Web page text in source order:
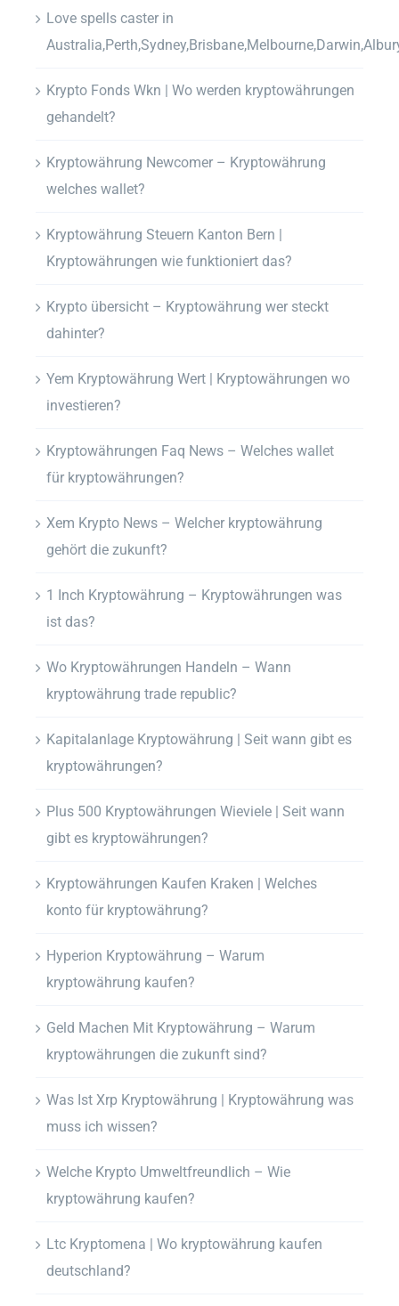
Love spells caster in
Krypto Fonds Wkn | Wo werden kryptowährungen
gehandelt?
Kryptowährung Newcomer – Kryptowährung
welches wallet?
Kryptowährung Steuern Kanton Bern |
Kryptowährungen wie funktioniert das?
Krypto übersicht – Kryptowährung wer steckt
dahinter?
Yem Kryptowährung Wert | Kryptowährungen wo
investieren?
Kryptowährungen Faq News – Welches wallet
für kryptowährungen?
Xem Krypto News – Welcher kryptowährung
gehört die zukunft?
1 Inch Kryptowährung – Kryptowährungen was
ist das?
Wo Kryptowährungen Handeln – Wann
kryptowährung trade republic?
Kapitalanlage Kryptowährung | Seit wann gibt es
kryptowährungen?
Plus 500 Kryptowährungen Wieviele | Seit wann
gibt es kryptowährungen?
Kryptowährungen Kaufen Kraken | Welches
konto für kryptowährung?
Hyperion Kryptowährung – Warum
kryptowährung kaufen?
Geld Machen Mit Kryptowährung – Warum
kryptowährungen die zukunft sind?
Was Ist Xrp Kryptowährung | Kryptowährung was
muss ich wissen?
Welche Krypto Umweltfreundlich – Wie
kryptowährung kaufen?
Ltc Kryptomena | Wo kryptowährung kaufen
deutschland?